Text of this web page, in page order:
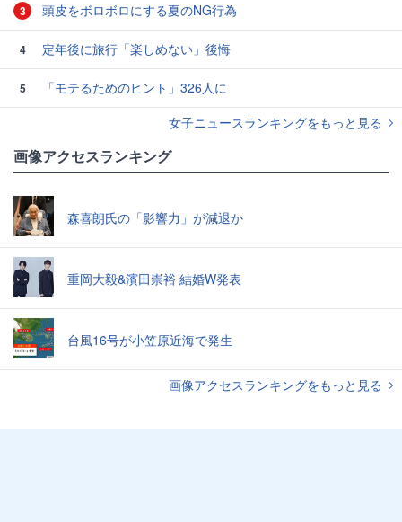
3 頭皮をボロボロにする夏のNG行為
4 定年後に旅行「楽しめない」後悔
5
「モテるためのヒント」326人に
女子ニュースランキングをもっと見る
画像アクセスランキング
森喜朗氏の「影響力」が減退か
重岡大毅&濱田崇裕 結婚W発表
台風16号が小笠原近海で発生
画像アクセスランキングをもっと見る